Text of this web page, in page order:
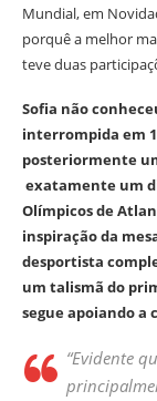
Mundial, em
porquê a melhor
teve duas
Sofia não
interrompida em
posteriormente
exatamente um
Olímpicos de
inspiração da
desportista
um talismã do
segue apoiando a
“Evidente